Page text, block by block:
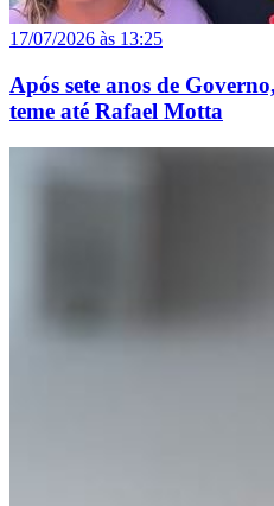
17/07/2026 às 13:25
Após sete anos de
teme até Rafael Motta